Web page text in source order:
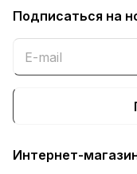
Подписаться на
Интернет-